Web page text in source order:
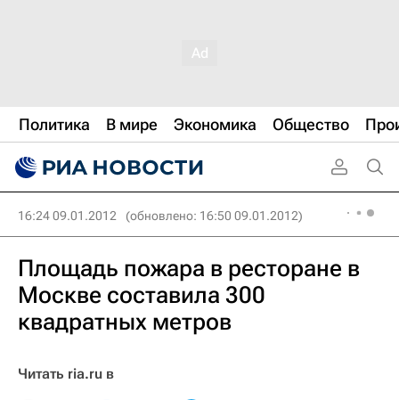
Политика В мире Экономика Общество
16:24 09.01.2012 (обновлено: 16:50 09.01.2012)
Площадь пожара в ресторане в
Москве составила 300
квадратных метров
Читать ria.ru в